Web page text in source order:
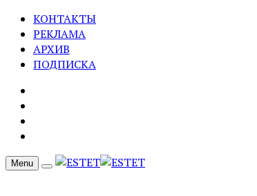
КОНТАКТЫ
РЕКЛАМА
АРХИВ
ПОДПИСКА
Menu